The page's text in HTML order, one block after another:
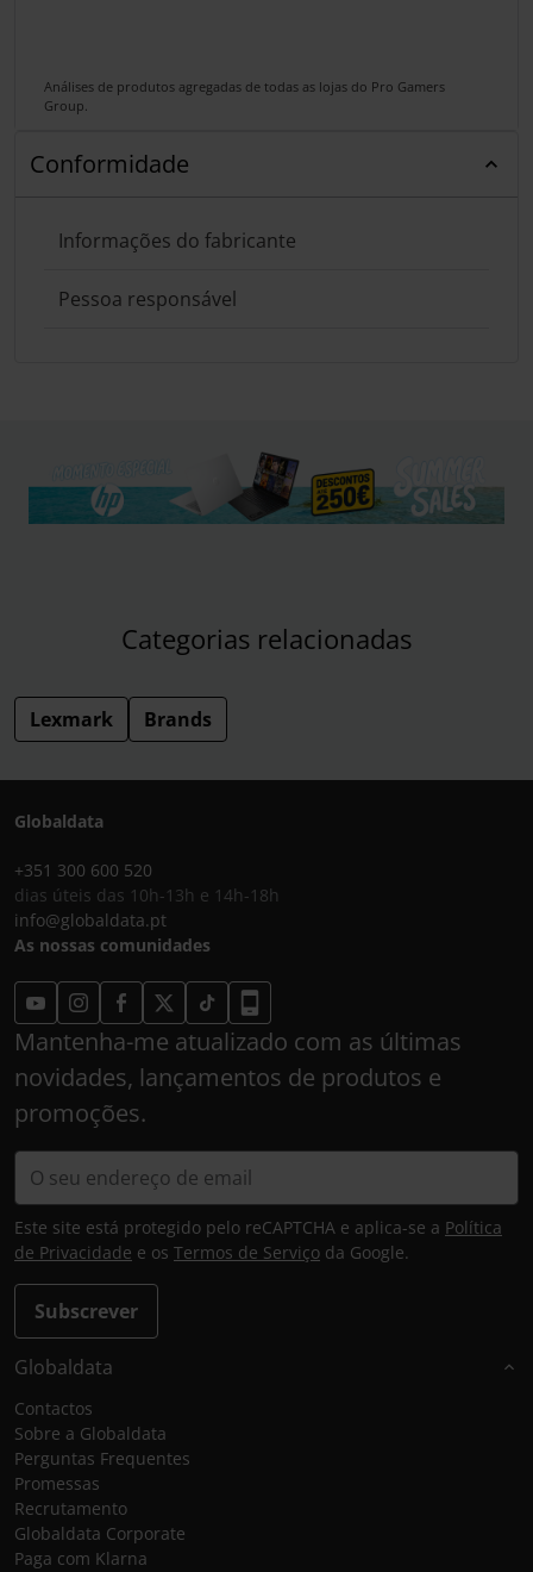
Análises de produtos agregadas de todas as lojas do Pro Gamers
Group.
Conformidade
Informações do fabricante
Pessoa responsável
Categorias relacionadas
Lexmark Brands
Globaldata
+351 300 600 520
dias úteis das 10h-13h e 14h-18h
info@globaldata.pt
As nossas comunidades
Mantenha-me atualizado com as últimas
novidades, lançamentos de produtos e
promoções.
Subscrever
Este site está protegido pelo reCAPTCHA e aplica-se a Política
de Privacidade e os Termos de Serviço da Google.
Globaldata
Contactos
Sobre a Globaldata
Perguntas Frequentes
Promessas
Recrutamento
Globaldata Corporate
Paga com Klarna